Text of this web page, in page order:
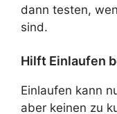
dann testen,
sind.
Hilft Einlaufen
Einlaufen kann
aber keinen zu